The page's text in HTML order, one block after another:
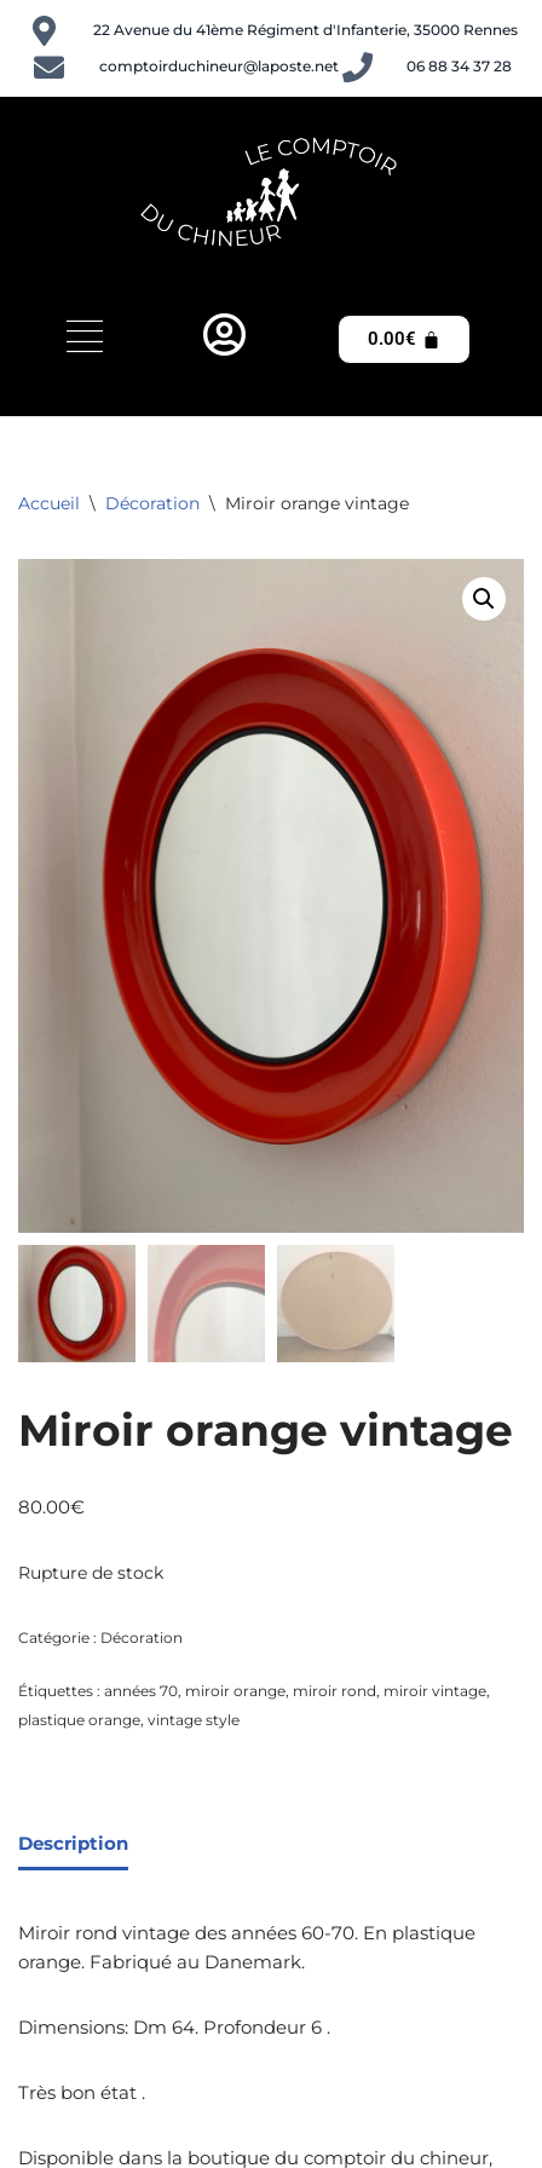
Aller
au
22 Avenue du 41ème Régiment d'Infanterie, 35000 Rennes
comptoirduchineur@laposte.net
06 88 34 37 28
0.00€
Accueil \ Décoration \ Miroir orange vintage
Miroir orange vintage
80.00€
Rupture de stock
Catégorie : Décoration
Étiquettes : années 70, miroir orange, miroir rond, miroir vintage,
plastique orange, vintage style
Description
Miroir rond vintage des années 60-70. En plastique
orange. Fabriqué au Danemark.
Dimensions: Dm 64. Profondeur 6 .
Très bon état .
Disponible dans la boutique du comptoir du chineur,